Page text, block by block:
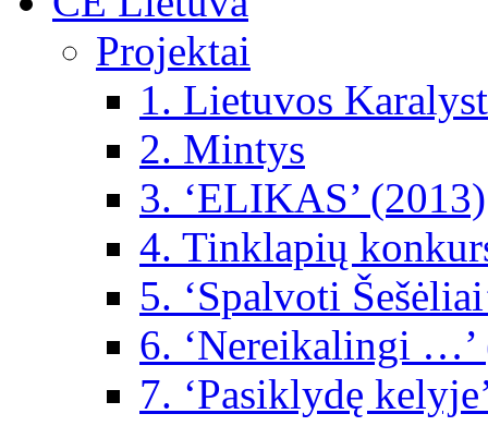
Projektai
1. Lietuvos
2. Mintys
3. ‘ELIKAS’ (2013)
4. Tinklapių
5. ‘Spalvoti
6. ‘Nereikalingi …’
7. ‘Pasiklydę